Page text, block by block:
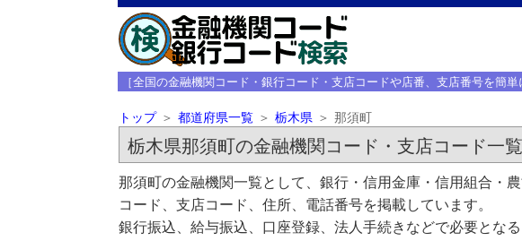
［全国の金融機関コード・銀行コード・支店コードや店番、支店番号を簡単
トップ 都道府県一覧 栃木県 那須町
栃木県那須町の金融機関コード・支店コード一覧
那須町の金融機関一覧として、銀行・信用金庫・信用組合・
コード、支店コード、住所、電話番号を掲載しています。
銀行振込、給与振込、口座登録、法人手続きなどで必要とな